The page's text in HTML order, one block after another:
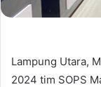
Lampung Utara,
2024 tim SOPS